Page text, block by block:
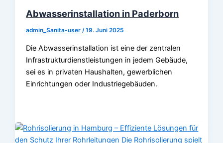
Abwasserinstallation in Paderborn
admin_Sanita-user/19. Juni 2025
Die Abwasserinstallation ist eine der zentralen
Infrastrukturdienstleistungen in jedem Gebäude,
sei es in privaten Haushalten, gewerblichen
Einrichtungen oder Industriegebäuden.